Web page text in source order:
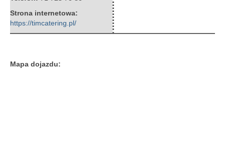
Strona internetowa:
https://timcatering.pl/
Mapa dojazdu: